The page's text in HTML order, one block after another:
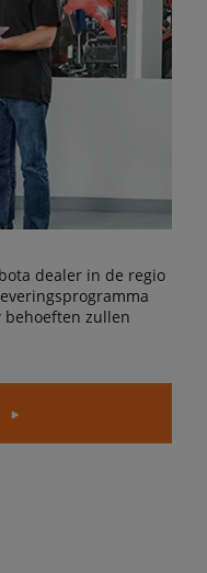
dealer in de regio
zullen